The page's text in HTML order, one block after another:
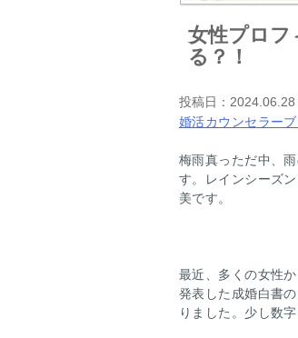
女性プロフ
る？！
投稿日： 2024.06.28
婚活カウンセラー
梅雨真っただ中、
す。レインシーズ
美です。
最近、多くの女性
発表した成婚白書
りました。少し数